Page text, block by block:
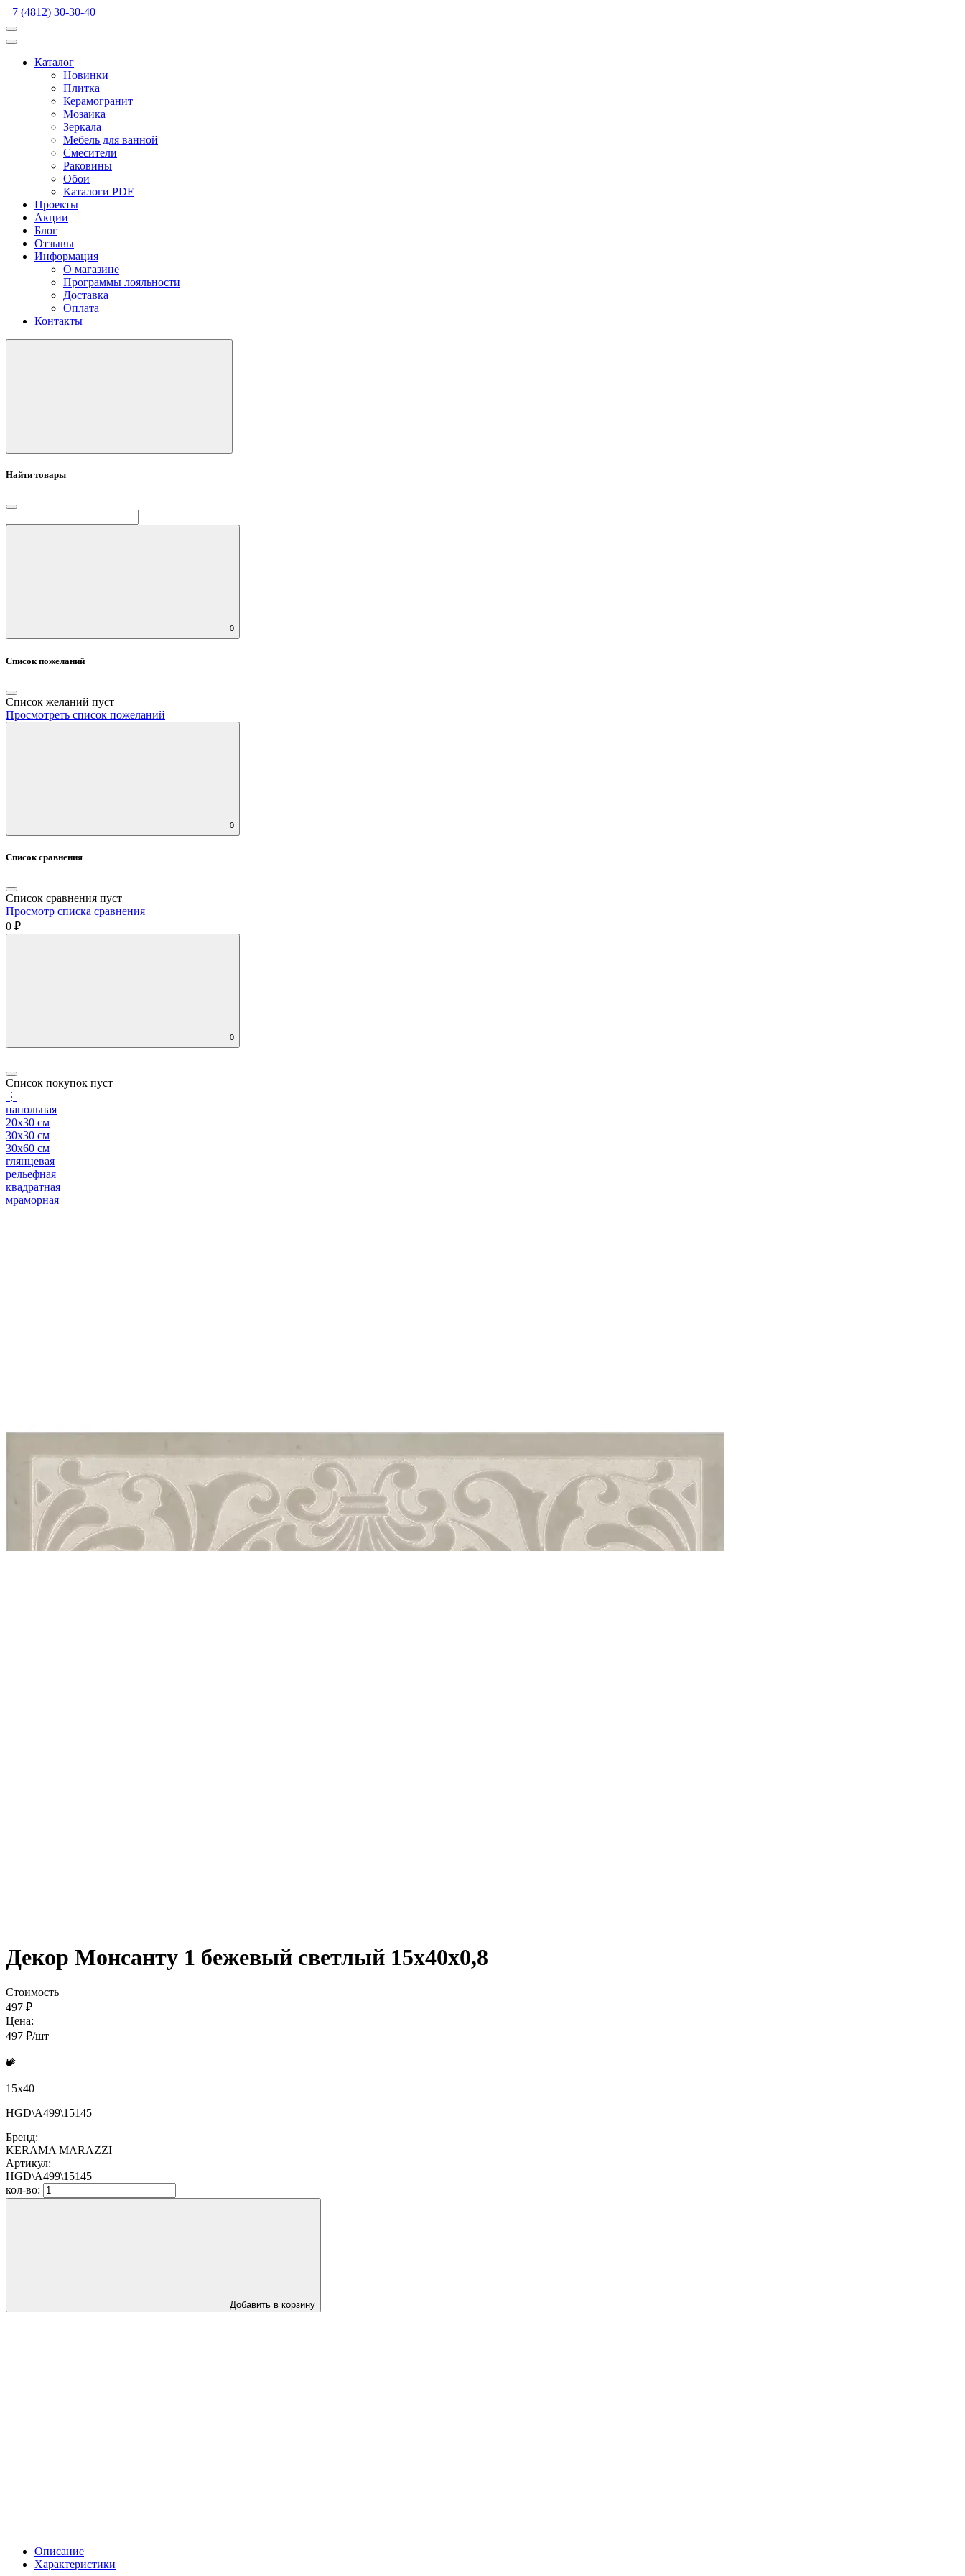
+7 (4812) 30-30-40
Каталог
Новинки
Плитка
Керамогранит
Мозаика
Зеркала
Мебель для ванной
Смесители
Раковины
Обои
Каталоги PDF
Проекты
Акции
Блог
Отзывы
Информация
О магазине
Программы лояльности
Доставка
Оплата
Контакты
Найти товары
0
Список пожеланий
Список желаний пуст
Просмотреть список пожеланий
0
Список сравнения
Список сравнения пуст
Просмотр списка сравнения
0 ₽
0
Список покупок пуст
⋮
напольная
20x30 см
30x30 см
30x60 см
глянцевая
рельефная
квадратная
мраморная
Декор Монсанту 1 бежевый светлый 15x40x0,8
Стоимость
497 ₽
Цена:
497 ₽/шт
15x40
HGD\A499\15145
Бренд:
KERAMA MARAZZI
Артикул:
HGD\A499\15145
кол-во:
Добавить в корзину
Описание
Характеристики